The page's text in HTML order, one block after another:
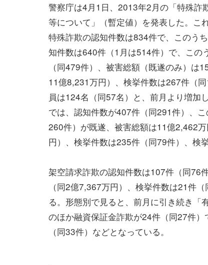
警察庁は4月1日、2013年2月の「特殊詐
等について」（暫定値）を発表した。こ
特殊詐欺の認知件数は834件で、このう
知件数は640件（1月は514件）で、この
（同479件）、被害総額（既遂のみ）は
11億8,231万円）、検挙件数は267件（
員は124名（同57名）と、前月より増加
では、認知件数が407件（同291件）、
260件）が既遂、被害総額は11億2,462
円）、検挙件数は235件（同79件）、検
架空請求詐欺の認知件数は107件（同76
（同2億7,367万円）、検挙件数は21件
る。形態別で見ると、前月に引き続き「
のほか融資保証金詐欺が24件（同27件
（同33件）などとなっている。